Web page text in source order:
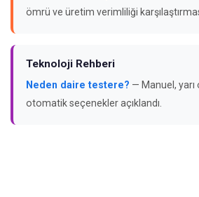
ömrü ve üretim verimliliği
Teknoloji Rehberi
Neden daire testere? — Manuel,
otomatik seçenekler açıklandı.